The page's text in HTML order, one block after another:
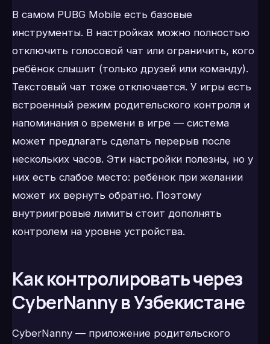
В самом PUBG Mobile есть базовые
инструменты. В настройках можно полностью
отключить голосовой чат или ограничить, кого
ребёнок слышит (только друзей или команду).
Текстовый чат тоже отключается. У игры есть
встроенный режим родительского контроля и
напоминания о времени в игре — система
может предлагать сделать перерыв после
нескольких часов. Эти настройки полезны, но у
них есть слабое место: ребёнок при желании
может их вернуть обратно. Поэтому
внутриигровые лимиты стоит дополнять
контролем на уровне устройства.
Как контролировать через
CyberNanny в Узбекистане
CyberNanny — приложение родительского